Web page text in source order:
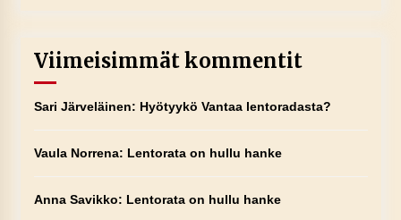
Viimeisimmät kommentit
Sari Järveläinen: Hyötyykö Vantaa lentoradasta?
Vaula Norrena: Lentorata on hullu hanke
Anna Savikko: Lentorata on hullu hanke